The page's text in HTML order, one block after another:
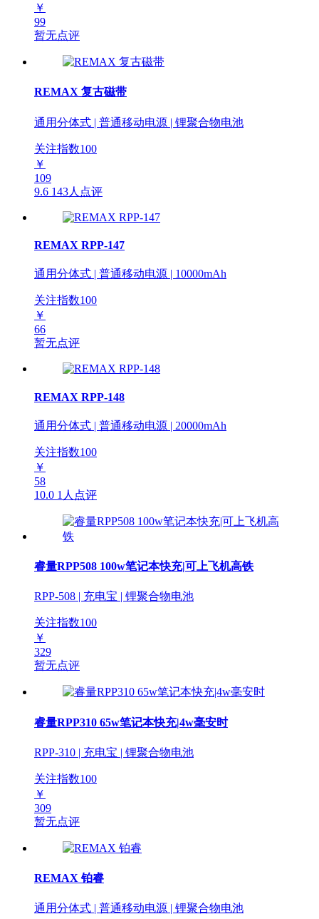
￥
99
暂无点评
REMAX 复古磁带
通用分体式 | 普通移动电源 | 锂聚合物电池
关注指数100
￥
109
9.6 143人点评
REMAX RPP-147
通用分体式 | 普通移动电源 | 10000mAh
关注指数100
￥
66
暂无点评
REMAX RPP-148
通用分体式 | 普通移动电源 | 20000mAh
关注指数100
￥
58
10.0 1人点评
睿量RPP508 100w笔记本快充|可上飞机高铁
RPP-508 | 充电宝 | 锂聚合物电池
关注指数100
￥
329
暂无点评
睿量RPP310 65w笔记本快充|4w毫安时
RPP-310 | 充电宝 | 锂聚合物电池
关注指数100
￥
309
暂无点评
REMAX 铂睿
通用分体式 | 普通移动电源 | 锂聚合物电池